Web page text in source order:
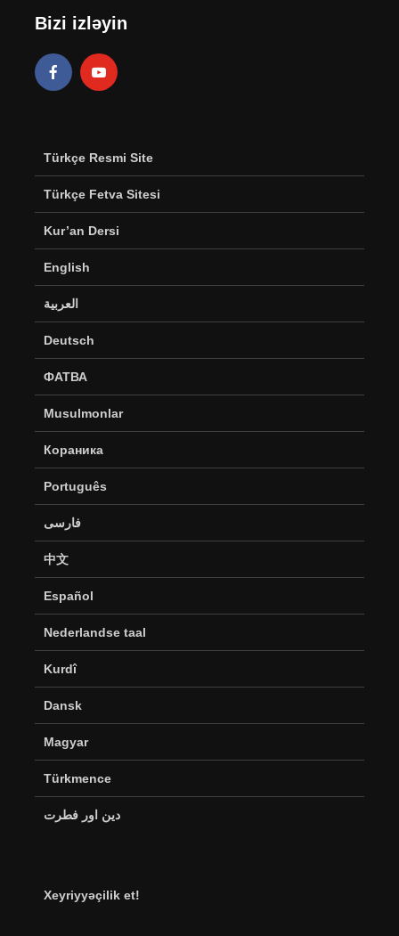
Bizi izləyin
Türkçe Resmi Site
Türkçe Fetva Sitesi
Kur’an Dersi
English
العربية
Deutsch
ФАТВА
Musulmonlar
Кораника
Português
فارسی
中文
Español
Nederlandse taal
Kurdî
Dansk
Magyar
Türkmence
دین اور فطرت
Xeyriyyəçilik et!